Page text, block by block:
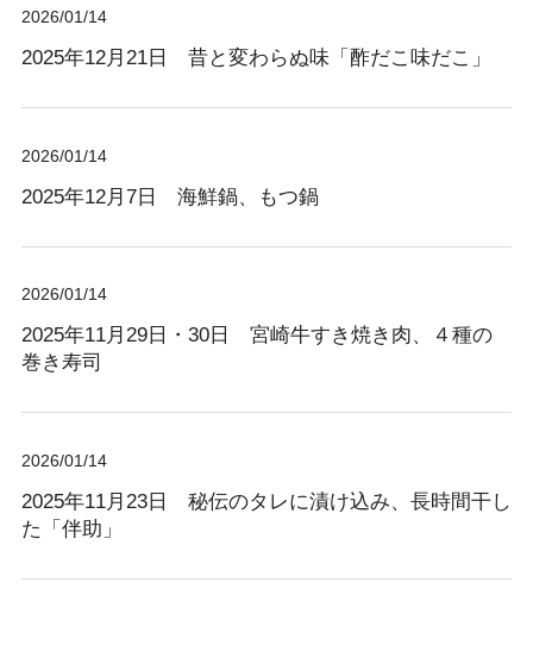
2026/01/14
2025年12月21日 昔と変わらぬ味「酢だこ味だこ」
2026/01/14
2025年12月7日 海鮮鍋、もつ鍋
2026/01/14
2025年11月29日・30日 宮崎牛すき焼き肉、４種の
巻き寿司
2026/01/14
2025年11月23日 秘伝のタレに漬け込み、長時間干し
た「伴助」